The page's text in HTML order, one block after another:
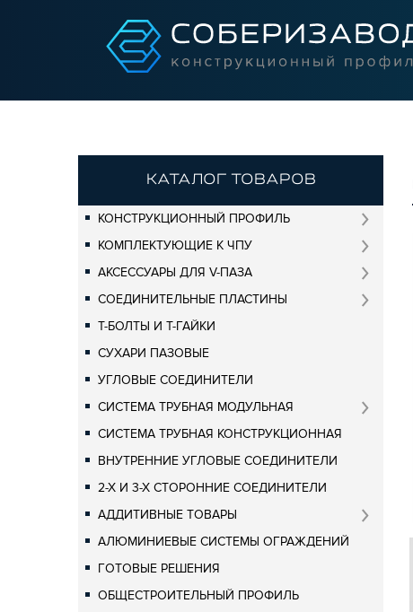
КАТАЛОГ ТОВАРОВ
КОНСТРУКЦИОННЫЙ ПРОФИЛЬ
КОМПЛЕКТУЮЩИЕ К ЧПУ
АКСЕССУАРЫ ДЛЯ V-ПАЗА
СОЕДИНИТЕЛЬНЫЕ ПЛАСТИНЫ
Т-БОЛТЫ И Т-ГАЙКИ
СУХАРИ ПАЗОВЫЕ
УГЛОВЫЕ СОЕДИНИТЕЛИ
СИСТЕМА ТРУБНАЯ МОДУЛЬНАЯ
СИСТЕМА ТРУБНАЯ КОНСТРУКЦИОННАЯ
ВНУТРЕННИЕ УГЛОВЫЕ СОЕДИНИТЕЛИ
2-Х И 3-Х СТОРОННИЕ СОЕДИНИТЕЛИ
АДДИТИВНЫЕ ТОВАРЫ
АЛЮМИНИЕВЫЕ СИСТЕМЫ ОГРАЖДЕНИЙ
ГОТОВЫЕ РЕШЕНИЯ
ОБЩЕСТРОИТЕЛЬНЫЙ ПРОФИЛЬ